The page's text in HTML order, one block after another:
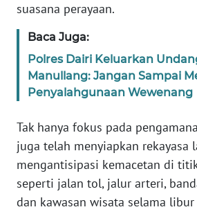
suasana perayaan.
Baca Juga:
Polres Dairi Keluarkan
Manullang: Jangan Sampai
Penyalahgunaan Wewenang
Tak hanya fokus pada
juga telah menyiapkan rekayasa
mengantisipasi kemacetan di
seperti jalan tol, jalur arteri,
dan kawasan wisata selama
NTT
WN
KEPRI
WN
PAPUA
WN
PAPUA
BARAT